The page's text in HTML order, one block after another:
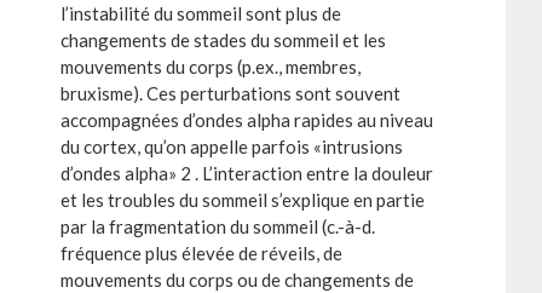
l’instabilité du sommeil sont plus de
changements de stades du sommeil et les
mouvements du corps (p.ex., membres,
bruxisme). Ces perturbations sont souvent
accompagnées d’ondes alpha rapides au niveau
du cortex, qu’on appelle parfois «intrusions
d’ondes alpha» 2 . L’interaction entre la douleur
et les troubles du sommeil s’explique en partie
par la fragmentation du sommeil (c.-à-d.
fréquence plus élevée de réveils, de
mouvements du corps ou de changements de